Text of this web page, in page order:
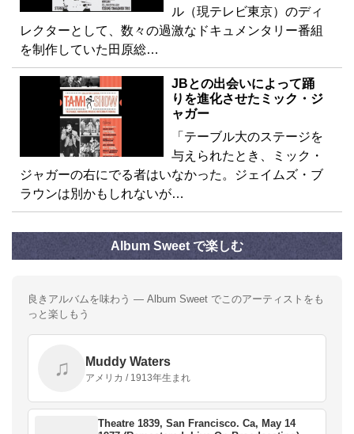
ル（現テレビ東京）のディ
レクターとして、数々の過激なドキュメンタリー番組
を制作していた田原総…
JBとの出会いによって踊
りを進化させたミック・ジ
ャガー
「テーブル大のステージを
与えられたとき、ミック・
ジャガーの右にでる者はいなかった。ジェイムズ・ブ
ラウンは別かもしれないが…
Album Sweet で楽しむ
良きアルバムを味わう — Album Sweet でこのアーティストをも
っと楽しもう
♫ Muddy Waters
アメリカ / 1913年生まれ
Theatre 1839, San Francisco. Ca, May 14